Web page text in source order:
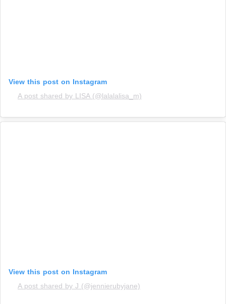
View this post on Instagram
A post shared by LISA (@lalalalisa_m)
View this post on Instagram
A post shared by J (@jennierubyjane)